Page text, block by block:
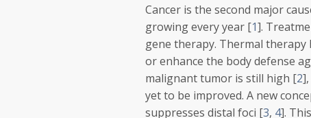
Cancer is the second major
growing every year [1].
gene therapy. Thermal therapy
or enhance the body defense
malignant tumor is still high [2
yet to be improved. A new
suppresses distal foci [3, 4].